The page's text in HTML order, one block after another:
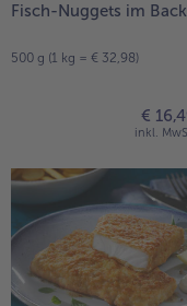
Fisch-Nuggets im
500 g (1 kg = € 32,98)
€
inkl.